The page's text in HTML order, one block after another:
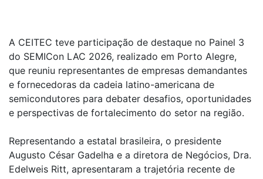
A CEITEC teve participação de destaque no Painel 3
do SEMICon LAC 2026, realizado em Porto Alegre,
que reuniu representantes de empresas demandantes
e fornecedoras da cadeia latino-americana de
semicondutores para debater desafios, oportunidades
e perspectivas de fortalecimento do setor na região.
Representando a estatal brasileira, o presidente
Augusto César Gadelha e a diretora de Negócios, Dra.
Edelweis Ritt, apresentaram a trajetória recente de